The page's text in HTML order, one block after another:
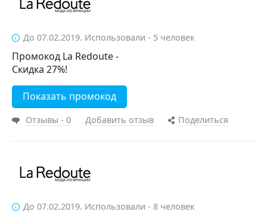
До 07.02.2019. Использовали - 5 человек
Промокод La Redoute -
Скидка 27%!
Показать промокод
Отзывы - 0 Добавить отзыв Поделиться
До 07.02.2019. Использовали - 8 человек